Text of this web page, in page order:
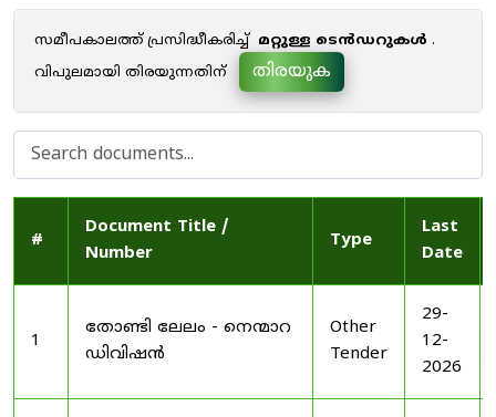
സമീപകാലത്ത് പ്രസിദ്ധീകരിച്ച് മറ്റുള്ള ടെൻഡറുകൾ .
വിപുലമായി തിരയുന്നതിന്
തിരയുക
#
Document Title /
Number
Type
Last
Date
1
തോണ്ടി ലേലം - നെന്മാറ
ഡിവിഷൻ
Other
Tender
29-
12-
2026